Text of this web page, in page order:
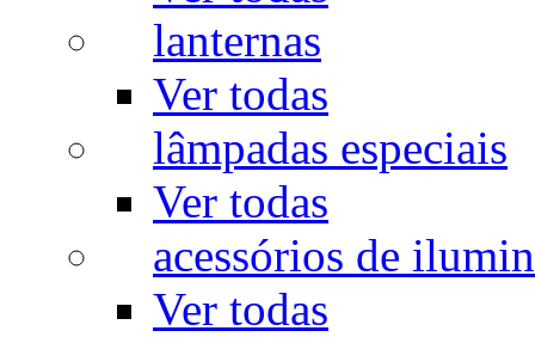
lanternas
Ver todas
lâmpadas especiais
Ver todas
acessórios de
Ver todas